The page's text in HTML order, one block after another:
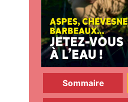
Sommaire